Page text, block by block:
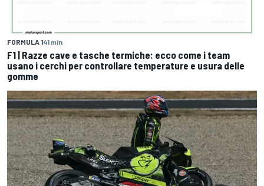
FORMULA 141 min
F1 | Razze cave e tasche termiche: ecco come i team
usano i cerchi per controllare temperature e usura delle
gomme